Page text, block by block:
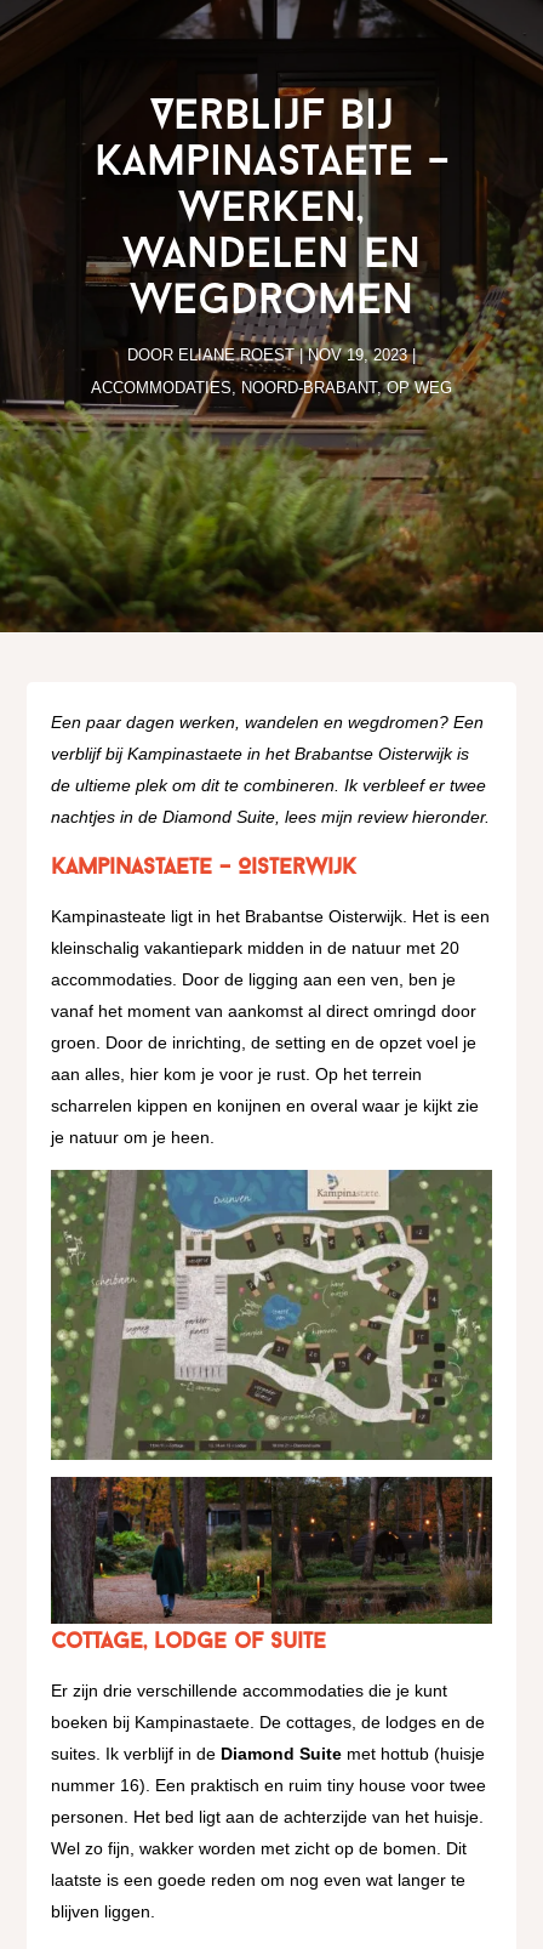
Verblijf bij
Kampinastaete –
Werken,
wandelen en
wegdromen
DOOR ELIANE ROEST|NOV 19, 2023|
ACCOMMODATIES ,NOORD-BRABANT,OP WEG
Een paar dagen werken, wandelen en wegdromen? Een
verblijf bij Kampinastaete in het Brabantse Oisterwijk is
de ultieme plek om dit te combineren. Ik verbleef er twee
nachtjes in de Diamond Suite, lees mijn review hieronder.
Kampinastaete – Oisterwijk
Kampinasteate ligt in het Brabantse Oisterwijk. Het is een
kleinschalig vakantiepark midden in de natuur met 20
accommodaties. Door de ligging aan een ven, ben je
vanaf het moment van aankomst al direct omringd door
groen. Door de inrichting, de setting en de opzet voel je
aan alles, hier kom je voor je rust. Op het terrein
scharrelen kippen en konijnen en overal waar je kijkt zie
je natuur om je heen.
Cottage, Lodge of Suite
Er zijn drie verschillende accommodaties die je kunt
boeken bij Kampinastaete. De cottages, de lodges en de
suites. Ik verblijf in de Diamond Suite met hottub (huisje
nummer 16). Een praktisch en ruim tiny house voor twee
personen. Het bed ligt aan de achterzijde van het huisje.
Wel zo fijn, wakker worden met zicht op de bomen. Dit
laatste is een goede reden om nog even wat langer te
blijven liggen.